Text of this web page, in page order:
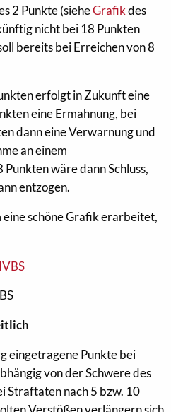
2 Punkte (sieheGrafikdes
nicht bei 18 Punkten
bereits bei Erreichen von 8
erfolgt in Zukunft eine
eine Ermahnung, bei
dann eine Verwarnung und
an einem
wäre dann Schluss,
entzogen.
schöne Grafik erarbeitet,
eingetragene Punkte bei
von der Schwere des
Straftaten nach 5 bzw. 10